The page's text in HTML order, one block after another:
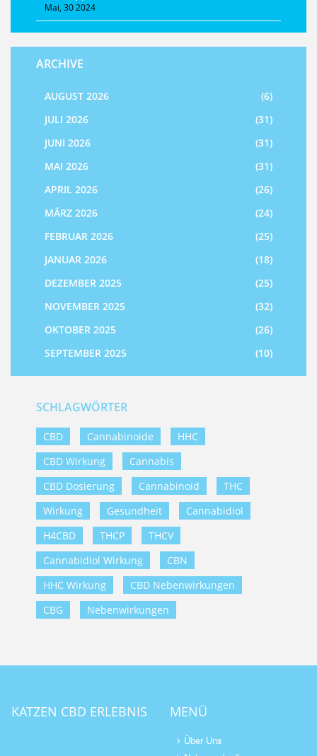
Mai, 30 2024
ARCHIVE
AUGUST 2026
(6)
JULI 2026
(31)
JUNI 2026
(31)
MAI 2026
(31)
APRIL 2026
(26)
MÄRZ 2026
(24)
FEBRUAR 2026
(25)
JANUAR 2026
(18)
DEZEMBER 2025
(25)
NOVEMBER 2025
(32)
OKTOBER 2025
(26)
SEPTEMBER 2025
(10)
SCHLAGWÖRTER
CBD Cannabinoide
HHC
CBD Wirkung
Cannabis
CBD Dosierung
Cannabinoid
THC
Wirkung
Gesundheit
Cannabidiol
H4CBD
THCP
THCV
Cannabidiol Wirkung
CBN
HHC Wirkung
CBD Nebenwirkungen
CBG
Nebenwirkungen
KATZEN CBD ERLEBNIS MENÜ
Über Uns